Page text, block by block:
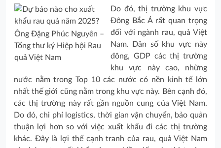
Ông Đặng Phúc Nguyên –
Tổng thư ký Hiệp hội Rau
quả Việt Nam
Do đó, thị trường khu vực
Đông Bắc Á rất quan trọng
đối với ngành rau, quả Việt
Nam. Dân số khu vực này
đông, GDP các thị trường
khu vực này cao, những
nước nằm trong Top 10 các nước có nền kinh tế lớn
nhất thế giới cũng nằm trong khu vực này. Bên cạnh đó,
các thị trường này rất gần nguồn cung của Việt Nam.
Do đó, chi phí logistics, thời gian vận chuyển, bảo quản
thuận lợi hơn so với việc xuất khẩu đi các thị trường
khác. Đây là lợi thế cạnh tranh của rau, quả Việt Nam